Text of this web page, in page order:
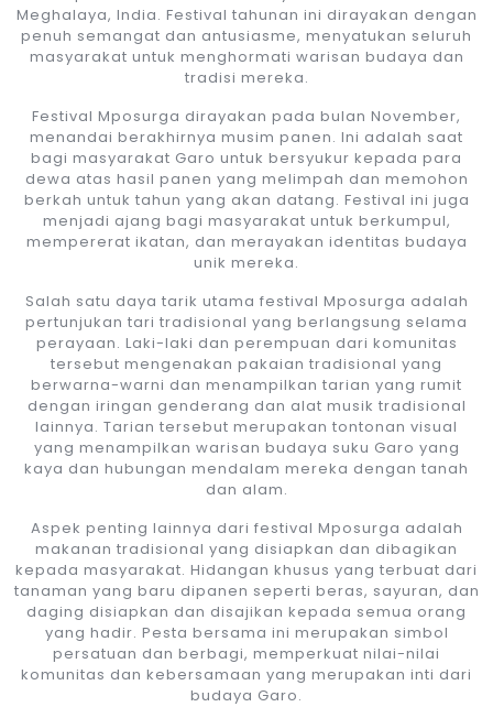
Meghalaya, India. Festival tahunan ini dirayakan dengan
penuh semangat dan antusiasme, menyatukan seluruh
masyarakat untuk menghormati warisan budaya dan
tradisi mereka.
Festival Mposurga dirayakan pada bulan November,
menandai berakhirnya musim panen. Ini adalah saat
bagi masyarakat Garo untuk bersyukur kepada para
dewa atas hasil panen yang melimpah dan memohon
berkah untuk tahun yang akan datang. Festival ini juga
menjadi ajang bagi masyarakat untuk berkumpul,
mempererat ikatan, dan merayakan identitas budaya
unik mereka.
Salah satu daya tarik utama festival Mposurga adalah
pertunjukan tari tradisional yang berlangsung selama
perayaan. Laki-laki dan perempuan dari komunitas
tersebut mengenakan pakaian tradisional yang
berwarna-warni dan menampilkan tarian yang rumit
dengan iringan genderang dan alat musik tradisional
lainnya. Tarian tersebut merupakan tontonan visual
yang menampilkan warisan budaya suku Garo yang
kaya dan hubungan mendalam mereka dengan tanah
dan alam.
Aspek penting lainnya dari festival Mposurga adalah
makanan tradisional yang disiapkan dan dibagikan
kepada masyarakat. Hidangan khusus yang terbuat dari
tanaman yang baru dipanen seperti beras, sayuran, dan
daging disiapkan dan disajikan kepada semua orang
yang hadir. Pesta bersama ini merupakan simbol
persatuan dan berbagi, memperkuat nilai-nilai
komunitas dan kebersamaan yang merupakan inti dari
budaya Garo.